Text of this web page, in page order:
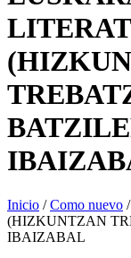
Inicio /Como nuevo
(HIZKUNTZAN
IBAIZABAL